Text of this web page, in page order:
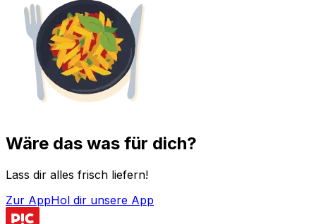
Wäre das was für dich?
Lass dir alles frisch liefern!
Zur AppHol dir unsere App